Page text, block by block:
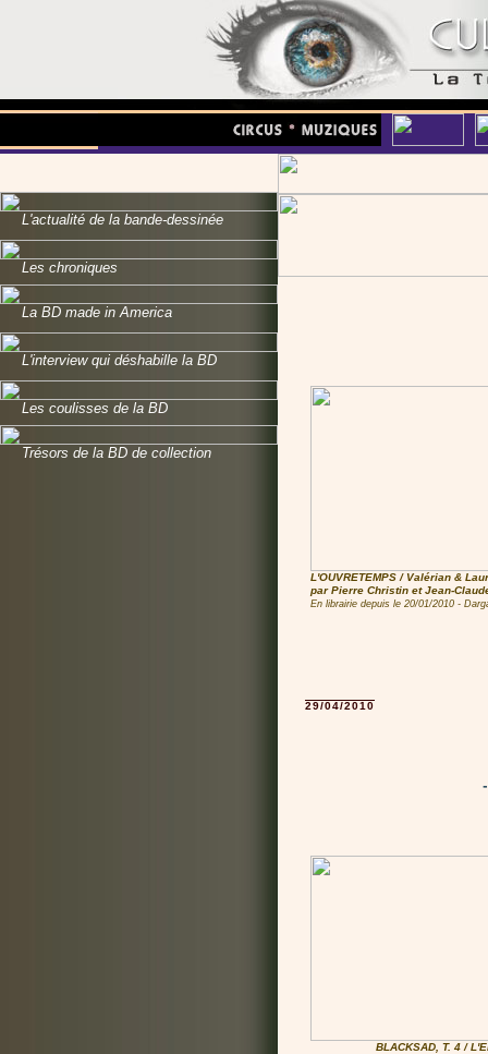
L'actualité de la bande-dessinée
Les chroniques
La BD made in America
L'interview qui déshabille la BD
Les coulisses de la BD
Trésors de la BD de collection
L'OUVRETEMPS / Valérian &
par Pierre Christin et Jean-
En librairie depuis le 20/01/2010 -
29/04/2010
BLACKSAD, T. 4 /